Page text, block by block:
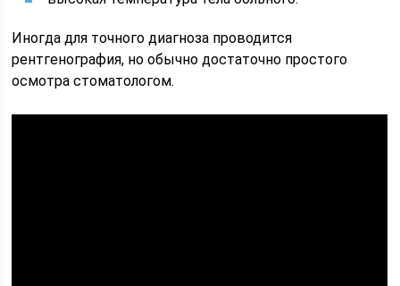
Иногда для точного диагноза проводится
рентгенография, но обычно достаточно простого
осмотра стоматологом.